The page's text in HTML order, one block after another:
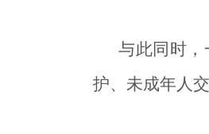
与此同时，
护、未成年人